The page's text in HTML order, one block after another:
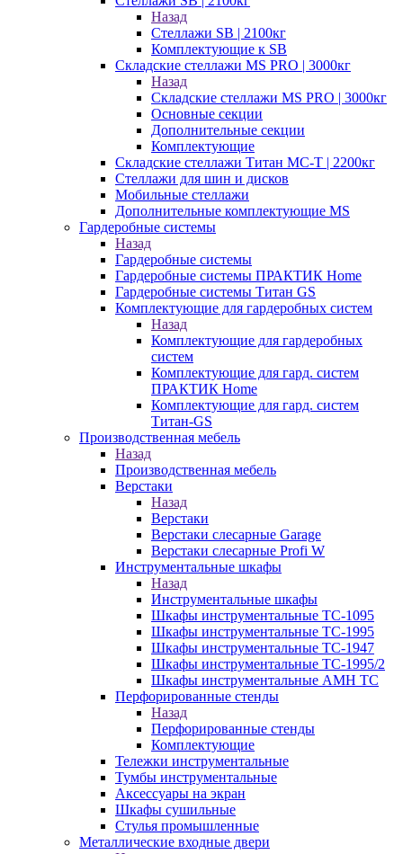
Назад
Стеллажи SB | 2100кг
Комплектующие к SB
Складские стеллажи MS PRO | 3000кг
Назад
Складские стеллажи MS PRO | 3000кг
Основные секции
Дополнительные секции
Комплектующие
Складские стеллажи Титан МС-Т | 2200кг
Стеллажи для шин и дисков
Мобильные стеллажи
Дополнительные комплектующие MS
Гардеробные системы
Назад
Гардеробные системы
Гардеробные системы ПРАКТИК Home
Гардеробные системы Титан GS
Комплектующие для гардеробных систем
Назад
Комплектующие для гардеробных
систем
Комплектующие для гард. систем
ПРАКТИК Home
Комплектующие для гард. систем
Титан-GS
Производственная мебель
Назад
Производственная мебель
Верстаки
Назад
Верстаки
Верстаки слесарные Garage
Верстаки слесарные Profi W
Инструментальные шкафы
Назад
Инструментальные шкафы
Шкафы инструментальные TC-1095
Шкафы инструментальные TC-1995
Шкафы инструментальные TC-1947
Шкафы инструментальные TC-1995/2
Шкафы инструментальные AMH TC
Перфорированные стенды
Назад
Перфорированные стенды
Комплектующие
Тележки инструментальные
Тумбы инструментальные
Аксессуары на экран
Шкафы сушильные
Стулья промышленные
Металлические входные двери